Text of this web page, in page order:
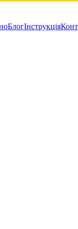
БлогІнструкція